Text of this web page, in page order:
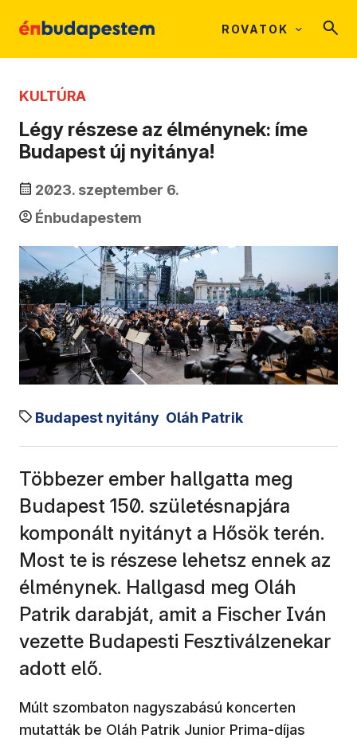
ROVATOK
KULTÚRA
Légy részese az élménynek: íme
Budapest új nyitánya!
2023. szeptember 6.
Énbudapestem
Budapest nyitány Oláh Patrik
Többezer ember hallgatta meg
Budapest 150. születésnapjára
komponált nyitányt a Hősök terén.
Most te is részese lehetsz ennek az
élménynek. Hallgasd meg Oláh
Patrik darabját, amit a Fischer Iván
vezette Budapesti Fesztiválzenekar
adott elő.
Múlt szombaton nagyszabású koncerten
mutatták be Oláh Patrik Junior Prima-díjas